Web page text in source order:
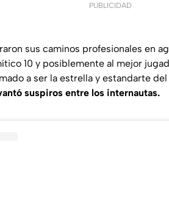
PUBLICIDAD
sus caminos profesionales en
10 y posiblemente al mejor
a ser la estrella y estandarte
suspiros entre los internautas.